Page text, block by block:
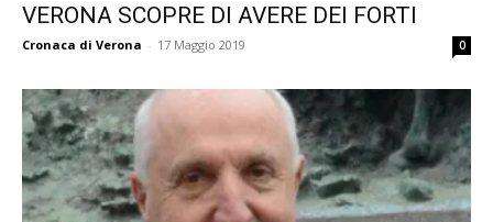
VERONA SCOPRE DI AVERE DEI FORTI
Cronaca di Verona - 17 Maggio 2019 0